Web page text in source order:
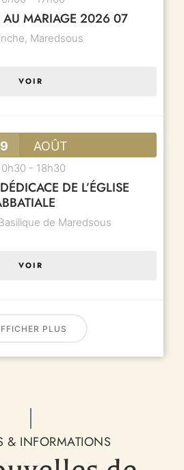
AU MARIAGE 2026 07
Maredsous
VOIR
AOÛT
- 18h30
DE L’ÉGLISE
de Maredsous
VOIR
PLUS
& INFORMATIONS